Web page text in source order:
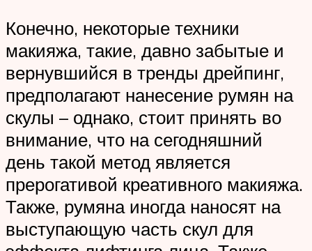
Конечно, некоторые техники
макияжа, такие, давно забытые и
вернувшийся в тренды дрейпинг,
предполагают нанесение румян на
скулы – однако, стоит принять во
внимание, что на сегодняшний
день такой метод является
прерогативой креативного макияжа.
Также, румяна иногда наносят на
выступающую часть скул для